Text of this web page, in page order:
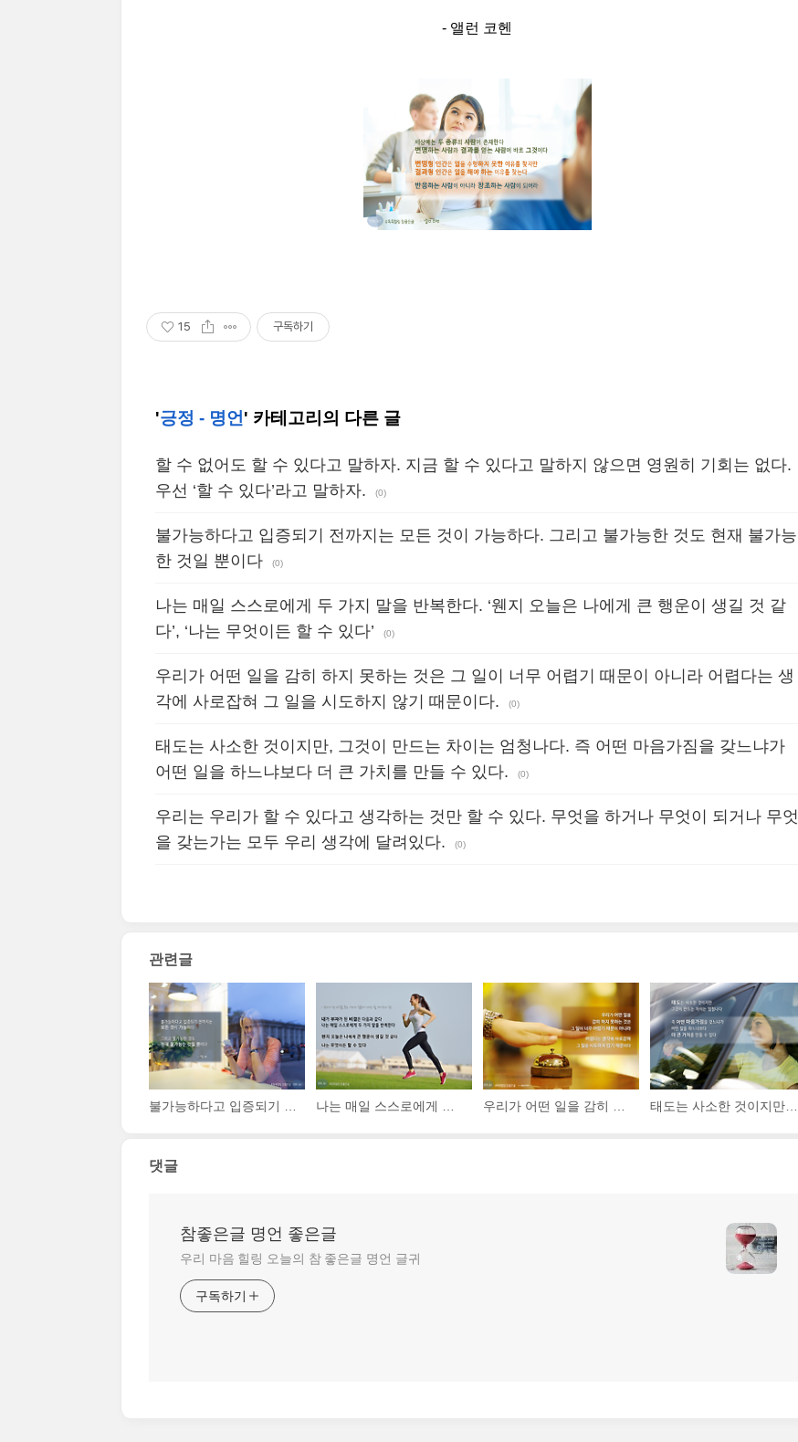
- 앨런 코헨
15 구독하기
'긍정 - 명언 ' 카테고리의 다른 글
할 수 없어도 할 수 있다고 말하자. 지금 할 수 있다고 말하지 않으면 영원히 기회는 없다.
우선 ‘할 수 있다’라고 말하자.
(0)
불가능하다고 입증되기 전까지는 모든 것이 가능하다. 그리고 불가능한 것도 현재 불가능
한 것일 뿐이다
(0)
나는 매일 스스로에게 두 가지 말을 반복한다. ‘웬지 오늘은 나에게 큰 행운이 생길 것 같
다’, ‘나는 무엇이든 할 수 있다’
(0)
우리가 어떤 일을 감히 하지 못하는 것은 그 일이 너무 어렵기 때문이 아니라 어렵다는 생
각에 사로잡혀 그 일을 시도하지 않기 때문이다.
(0)
태도는 사소한 것이지만, 그것이 만드는 차이는 엄청나다. 즉 어떤 마음가짐을 갖느냐가
어떤 일을 하느냐보다 더 큰 가치를 만들 수 있다.
(0)
우리는 우리가 할 수 있다고 생각하는 것만 할 수 있다. 무엇을 하거나 무엇이 되거나 무엇
을 갖는가는 모두 우리 생각에 달려있다.
(0)
관련글
태도는 사소한 것이지만, 그것이 만드는 차이는 엄청나다. 즉 어떤 마음가짐을 갖느냐가 어떤 일을 하느냐보다 더 큰 가치를 만들 수 있다.
댓글
참좋은글 명언 좋은글
우리 마음 힐링 오늘의 참 좋은글 명언 글귀
구독하기